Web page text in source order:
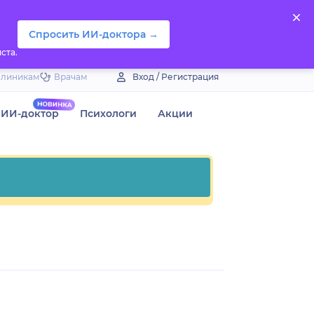
Спросить ИИ-доктора →
Врачам Вход / Регистрация
ИИ-доктор Психологи Акции